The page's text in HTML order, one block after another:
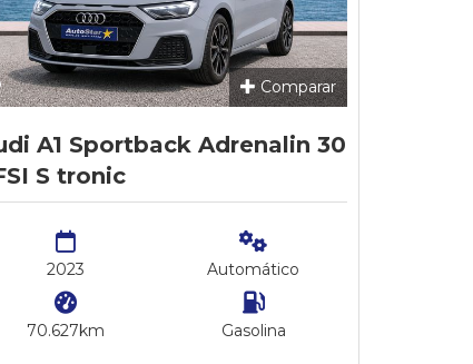
Comparar
A1 Sportback Adrenalin 30
S tronic
2023
70.627km
Automático
Gasolina